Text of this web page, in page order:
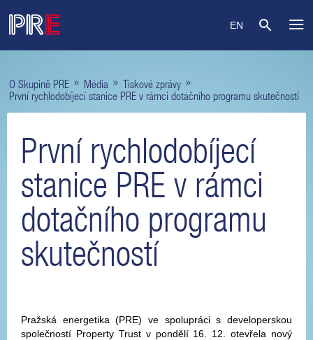
EN
O Skupině PRE » Média » Tiskové zprávy »
První rychlodobíjecí stanice PRE v rámci dotačního programu skutečností
První rychlodobíjecí
stanice PRE v rámci
dotačního programu
skutečností
Pražská energetika (PRE) ve spolupráci s developerskou
společností Property Trust v pondělí 16. 12. otevřela nový